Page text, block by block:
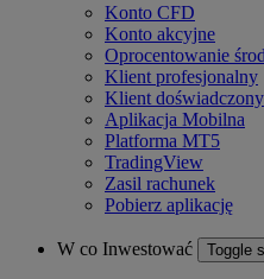
Konto CFD
Konto akcyjne
Oprocentowanie
Klient profesjonalny
Klient doświadczony
Aplikacja Mobilna
Platforma MT5
TradingView
Zasil rachunek
Pobierz aplikację
W co Inwestować Toggle